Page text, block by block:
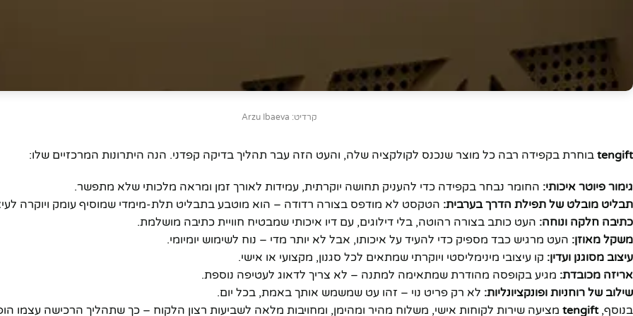
קרדיט: Arzu Ibaeva
tengift בוחרת בקפידה רבה כל מוצר שנכנס לקולקציה שלה, והעט הזה עבר תהליך בדיקה קפדני. הנה היתרונות המרכזיים שלו:
גימור פיוטר איכותי: החומר נבחר בקפידה כדי להעניק תחושה יוקרתית, עמידות לאורך זמן ומראה מלכותי שלא מתפשר.
תבליט מובלט של תפילת הדרך בערבית: הטקסט לא מודפס בצורה רדודה – הוא מוטבע בתבליט תלת-מימדי שמוסיף עומק ויוקרה
כתיבה חלקה ונוחה: העט כותב בצורה רהוטה, בלי דילוגים, עם דיו איכותי שמבטיח חוויית כתיבה מושלמת.
משקל מאוזן: העט מרגיש כבד מספיק כדי להעיד על איכותו, אבל לא יותר מדי – נוח לשימוש יומיומי.
עיצוב מסוגנן ועדין: קו עיצובי מינימליסטי ויוקרתי שמתאים לכל סגנון, מקצועי או אישי.
אריזה מכובדת: מגיע בקופסה מהודרת שמתאימה למתנה – לא צריך לדאוג לעטיפה נוספת.
שילוב של רוחניות ופונקציונליות: לא רק פריט נוי – זהו עט שמשמש אותך באמת, בכל יום.
בנוסף,tengift מציעה שירות לקוחות אישי, משלוח מהיר ומהימן, ומחויבות מלאה לשביעות רצון הלקוח – כך שתהליך הרכישה עצמו